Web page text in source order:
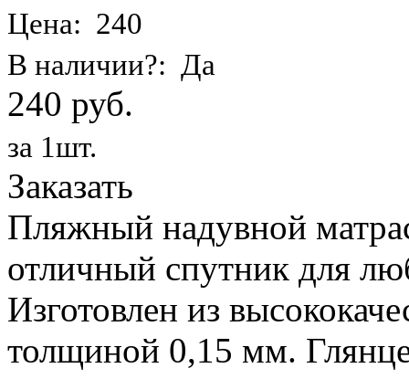
Цена: 240
В наличии?: Да
240 руб.
за 1шт.
Заказать
Пляжный надувной
отличный спутник для
Изготовлен из
толщиной 0,15 мм.